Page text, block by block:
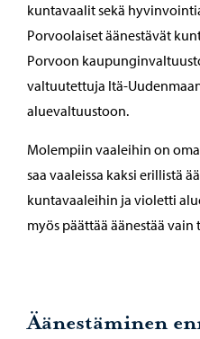
kuntavaalit sekä
Porvoolaiset äänestävät
Porvoon
valtuutettuja Itä-
aluevaltuustoon.
Molempiin vaaleihin on
saa vaaleissa kaksi erillistä
kuntavaaleihin ja violetti
myös päättää äänestää vain
Äänestäminen